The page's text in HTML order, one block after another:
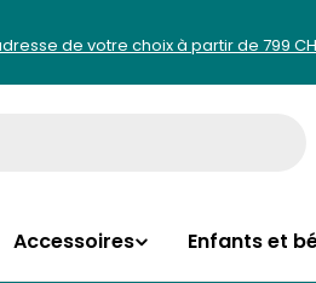
de votre choix à partir de 799
Accessoires Enfants et